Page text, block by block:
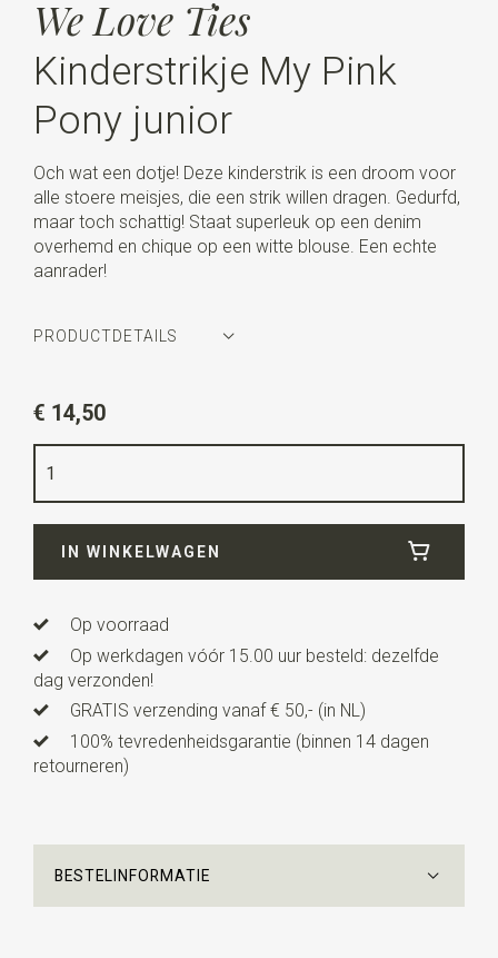
We Love Ties
Kinderstrikje My Pink
Pony junior
Och wat een dotje! Deze kinderstrik is een droom voor
alle stoere meisjes, die een strik willen dragen. Gedurfd,
maar toch schattig! Staat superleuk op een denim
overhemd en chique op een witte blouse. Een echte
aanrader!
PRODUCTDETAILS
groen / roze
Kwaliteit
Lengte5 cm
verstelbaar elastieken bandje. Deze kinderstrik is
geschikt voor kinderen van ca. 3 tot 10 jaar.
€ 14,50
IN WINKELWAGEN
Op voorraad
Op werkdagen vóór 15.00 uur besteld: dezelfde
dag verzonden!
GRATIS verzending vanaf € 50,- (in NL)
100% tevredenheidsgarantie (binnen 14 dagen
retourneren)
BESTELINFORMATIE